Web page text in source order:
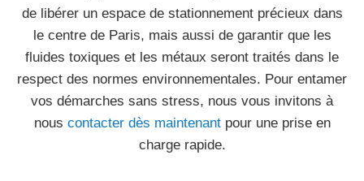
de libérer un espace de stationnement précieux dans
le centre de Paris, mais aussi de garantir que les
fluides toxiques et les métaux seront traités dans le
respect des normes environnementales. Pour entamer
vos démarches sans stress, nous vous invitons à
nous contacter dès maintenantpour une prise en
charge rapide.